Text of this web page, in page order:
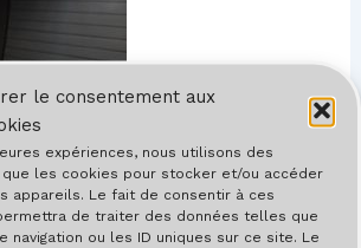
le consentement aux
expériences, nous utilisons des
les cookies pour stocker et/ou accéder
appareils. Le fait de consentir à ces
de traiter des données telles que
navigation ou les ID uniques sur ce site. Le